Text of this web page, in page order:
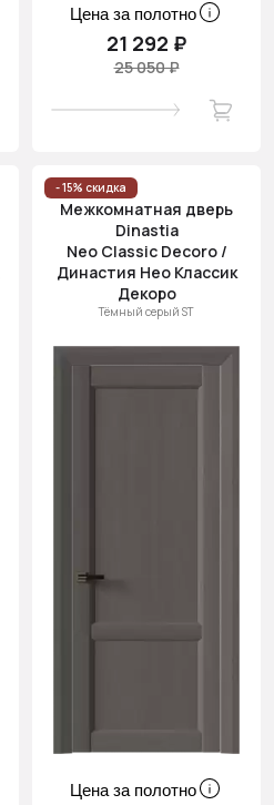
Цена за полотно
21 292 ₽
25 050 ₽
- 15% скидка
Межкомнатная дверь
Dinastia
Neo Classic Decoro /
Династия Нео Классик
Декоро
Тёмный серый ST
Цена за полотно